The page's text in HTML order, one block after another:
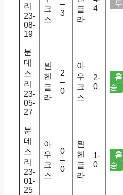
리
23-
08-
19
크
스
–
3
글
라
4
무
분
데
스
리
23-
05-
27
묀
헨
글
라
2
–
0
아
우
크
스
2-
0
홈
승
분
데
스
리
23-
01-
25
아
우
크
스
0
–
0
묀
헨
글
라
1-
0
홈
승